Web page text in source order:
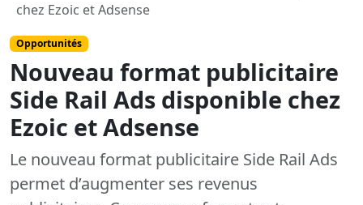
chez Ezoic et Adsense
Opportunités
Nouveau format publicitaire
Side Rail Ads disponible chez
Ezoic et Adsense
Le nouveau format publicitaire Side Rail Ads
permet d’augmenter ses revenus